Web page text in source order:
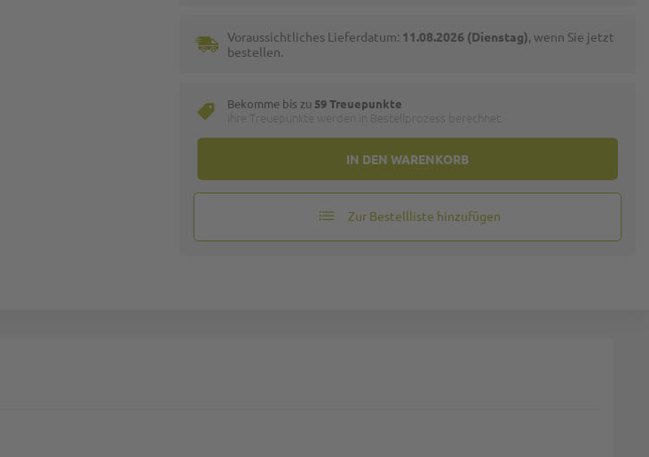
IN DEN WARENKORB
Voraussichtliches Lieferdatum: 11.08.2026 (Dienstag), wenn Sie jetzt
bestellen.
Bekomme bis zu 59 Treuepunkte
Zur Bestellliste hinzufügen